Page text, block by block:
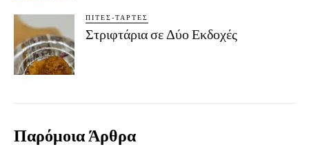
ΠΊΤΕΣ-ΤΆΡΤΕΣ
Στριφτάρια σε Δύο Εκδοχές
Παρόμοια Άρθρα